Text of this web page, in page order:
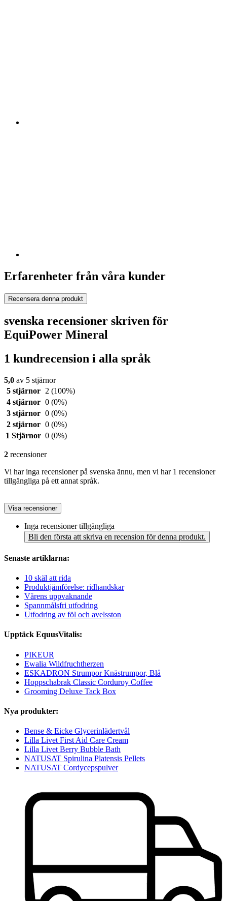
Erfarenheter från våra kunder
Recensera denna produkt
svenska recensioner skriven för
EquiPower Mineral
1 kundrecension i alla språk
5,0 av 5 stjärnor
5 stjärnor
2 (100%)
4 stjärnor 0 (0%)
3 stjärnor 0 (0%)
2 stjärnor 0 (0%)
1 Stjärnor 0 (0%)
2 recensioner
Vi har inga recensioner på svenska ännu, men vi har 1 recensioner
tillgängliga på ett annat språk.
Visa recensioner
Inga recensioner tillgängliga
Bli den första att skriva en recension för denna produkt.
Senaste artiklarna:
10 skäl att rida
Produktjämförelse: ridhandskar
Vårens uppvaknande
Spannmålsfri utfodring
Utfodring av föl och avelsston
Upptäck EquusVitalis:
PIKEUR
Ewalia Wildfruchtherzen
ESKADRON Strumpor Knästrumpor, Blå
Hoppschabrak Classic Corduroy Coffee
Grooming Deluxe Tack Box
Nya produkter:
Bense & Eicke Glycerinlädertvål
Lilla Livet First Aid Care Cream
Lilla Livet Berry Bubble Bath
NATUSAT Spirulina Platensis Pellets
NATUSAT Cordycepspulver